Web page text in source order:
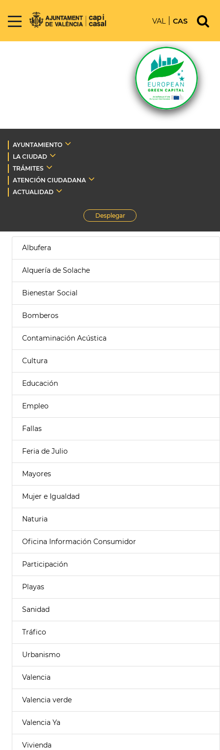
VAL CAS
AYUNTAMIENTO
LA CIUDAD
TRÁMITES
ATENCIÓN CIUDADANA
ACTUALIDAD
Desplegar
Albufera
Alquería de Solache
Bienestar Social
Bomberos
Contaminación Acústica
Cultura
Educación
Empleo
Fallas
Feria de Julio
Mayores
Mujer e Igualdad
Naturia
Oficina Información Consumidor
Participación
Playas
Sanidad
Tráfico
Urbanismo
Valencia
Valencia verde
Valencia Ya
Vivienda